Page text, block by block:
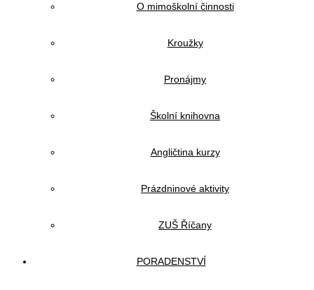
O mimoškolní činnosti
Kroužky
Pronájmy
Školní knihovna
Angličtina kurzy
Prázdninové aktivity
ZUŠ Říčany
PORADENSTVÍ